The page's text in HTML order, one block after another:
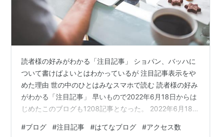
読者様の好みがわかる「注目記事」 ショパン、バッハに
ついて書けばよいとはわかっているが 注目記事表示をや
めた理由 世の中のひとはみなスマホで読む 読者様の好み
がわかる「注目記事」 早いもので2022年6月18日からは
じめたこのブログも1208記事となった。 2022年6月18日
に訊いてみると、1228日となるらしい。 ということは私
#ブログ #注目記事 #はてなブログ #アクセス数